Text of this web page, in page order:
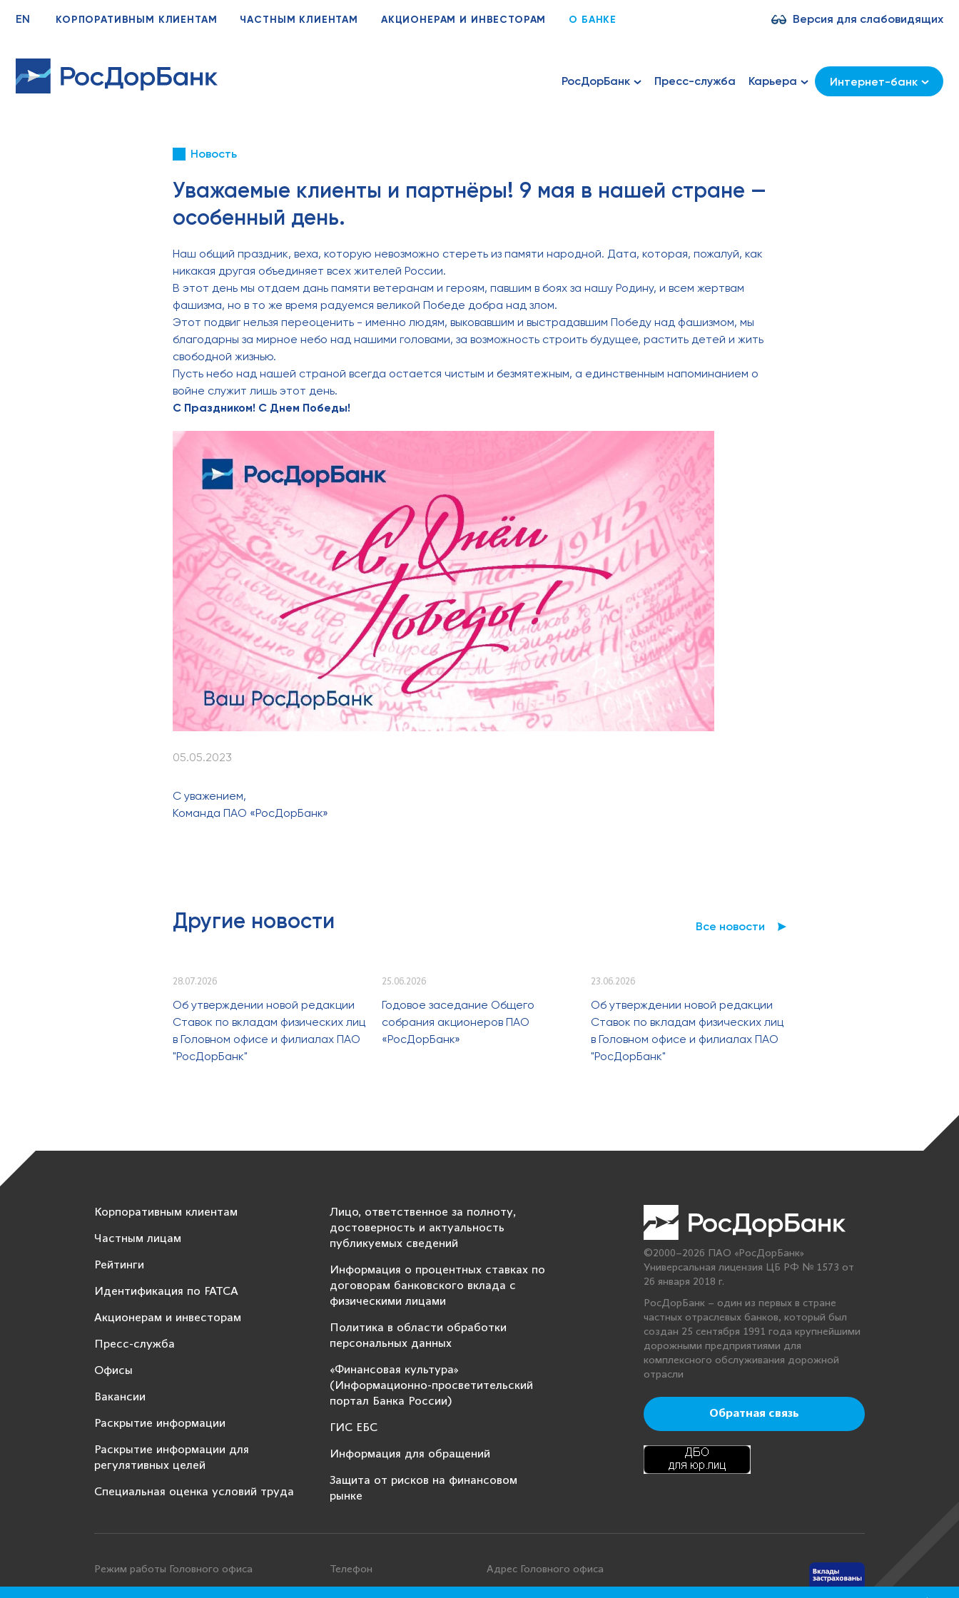
EN КОРПОРАТИВНЫМ КЛИЕНТАМ ЧАСТНЫМ КЛИЕНТАМ АКЦИОНЕРАМ И ИНВЕСТОРАМ О БАНКЕ Версия для слабовидящих
РосДорБанк Пресс-служба Карьера Интернет-банк
Новость
Уважаемые клиенты и партнёры! 9 мая в нашей стране —
особенный день.
Наш общий праздник, веха, которую невозможно стереть из памяти народной. Дата, которая, пожалуй, как
никакая другая объединяет всех жителей России.
В этот день мы отдаем дань памяти ветеранам и героям, павшим в боях за нашу Родину, и всем жертвам
фашизма, но в то же время радуемся великой Победе добра над злом.
Этот подвиг нельзя переоценить - именно людям, выковавшим и выстрадавшим Победу над фашизмом, мы
благодарны за мирное небо над нашими головами, за возможность строить будущее, растить детей и жить
свободной жизнью.
Пусть небо над нашей страной всегда остается чистым и безмятежным, а единственным напоминанием о
войне служит лишь этот день.
С Праздником! С Днем Победы!
05.05.2023
С уважением,
Команда ПАО «РосДорБанк»
Другие новости Все новости
28.07.2026
Об утверждении новой редакции
Ставок по вкладам физических лиц
в Головном офисе и филиалах ПАО
"РосДорБанк"
25.06.2026
Годовое заседание Общего
собрания акционеров ПАО
«РосДорБанк»
23.06.2026
Об утверждении новой редакции
Ставок по вкладам физических лиц
в Головном офисе и филиалах ПАО
"РосДорБанк"
Корпоративным клиентам
Частным лицам
Рейтинги
Идентификация по FATCA
Акционерам и инвесторам
Пресс-служба
Офисы
Вакансии
Раскрытие информации
Раскрытие информации для
регулятивных целей
Специальная оценка условий труда
Лицо, ответственное за полноту,
достоверность и актуальность
публикуемых сведений
Информация о процентных ставках по
договорам банковского вклада с
физическими лицами
Политика в области обработки
персональных данных
«Финансовая культура»
(Информационно-просветительский
портал Банка России)
ГИС ЕБС
Информация для обращений
Защита от рисков на финансовом
рынке
©2000–2026 ПАО «РосДорБанк»
Универсальная лицензия ЦБ РФ № 1573 от
26 января 2018 г.
РосДорБанк – один из первых в стране
частных отраслевых банков, который был
создан 25 сентября 1991 года крупнейшими
дорожными предприятиями для
комплексного обслуживания дорожной
отрасли
Обратная связь
Режим работы Головного офиса Телефон Адрес Головного офиса